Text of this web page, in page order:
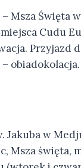
Msza
Cudu
Przyjazd
obiadokolacja.
Jakuba w
Msza święta,